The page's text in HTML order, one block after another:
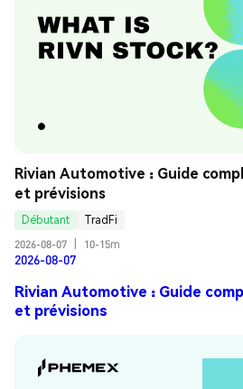
Rivian Automotive : Guide
et prévisions
Débutant
TradFi
2026-08-07
10-15m
2026-08-07
Rivian Automotive : Guide
et prévisions